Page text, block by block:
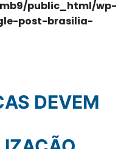
public_html/wp-
post-brasilia-